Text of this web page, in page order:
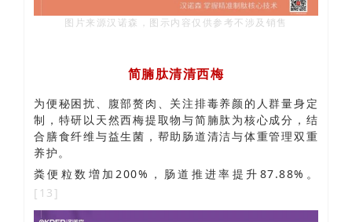
图片来源汉诺森，图示内容仅供参考不涉及销售
简腩肽清清西梅
为便秘困扰、腹部赘肉、关注排毒养颜的人群量身定
制 ，特研以天然西梅提取物与简腩肽为核心成分，结
合膳食纤维与益生菌，帮助肠道清洁与体重管理双重
养护。
粪便粒数増加200%，肠道推进率提升87.88%。
[13]